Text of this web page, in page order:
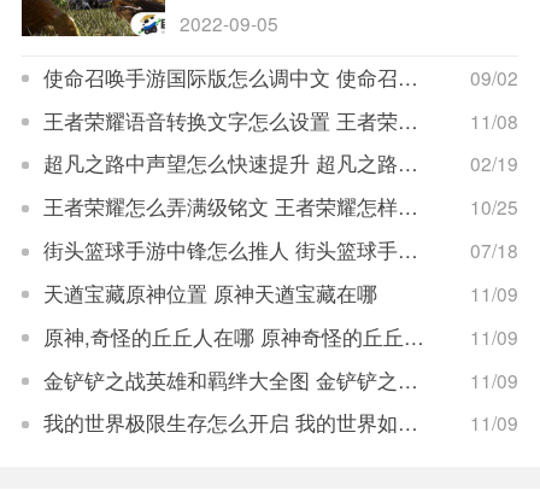
2022-09-05
使命召唤手游国际版怎么调中文 使命召唤手游国际服调中文设置技巧 09/02
王者荣耀语音转换文字怎么设置 王者荣耀语音转换文字设置方法 11/08
超凡之路中声望怎么快速提升 超凡之路中声望快速提升方法 02/19
王者荣耀怎么弄满级铭文 王者荣耀怎样铭文全满级 10/25
街头篮球手游中锋怎么推人 街头篮球手游中锋推人方法 07/18
天遒宝藏原神位置 原神天遒宝藏在哪 11/09
原神,奇怪的丘丘人在哪 原神奇怪的丘丘人的位置 11/09
金铲铲之战英雄和羁绊大全图 金铲铲之战英雄和羁绊总汇图 11/09
我的世界极限生存怎么开启 我的世界如何开启极限生存 11/09